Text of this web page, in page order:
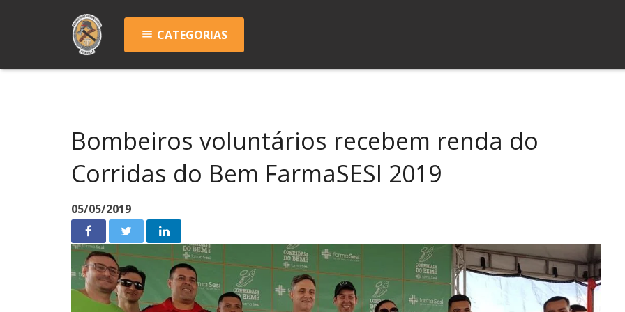
menu CATEGORIAS
Bombeiros voluntários recebem renda do
Corridas do Bem FarmaSESI 2019
05/05/2019